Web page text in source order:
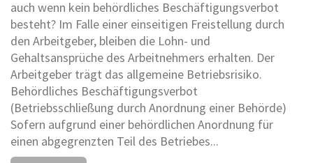
auch wenn kein behördliches Beschäftigungsverbot
besteht? Im Falle einer einseitigen Freistellung durch
den Arbeitgeber, bleiben die Lohn- und
Gehaltsansprüche des Arbeitnehmers erhalten. Der
Arbeitgeber trägt das allgemeine Betriebsrisiko.
Behördliches Beschäftigungsverbot
(Betriebsschließung durch Anordnung einer Behörde)
Sofern aufgrund einer behördlichen Anordnung für
einen abgegrenzten Teil des Betriebes...